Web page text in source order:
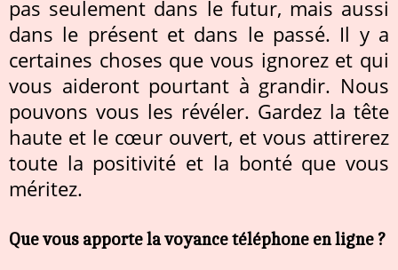
pas seulement dans le futur, mais aussi
dans le présent et dans le passé. Il y a
certaines choses que vous ignorez et qui
vous aideront pourtant à grandir. Nous
pouvons vous les révéler. Gardez la tête
haute et le cœur ouvert, et vous attirerez
toute la positivité et la bonté que vous
méritez.
Que vous apporte la voyance téléphone en ligne ?